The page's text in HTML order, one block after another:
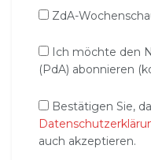
ZdA-
Ich möchte den
(PdA) abonnieren
Bestätigen Sie,
auch akzeptieren.